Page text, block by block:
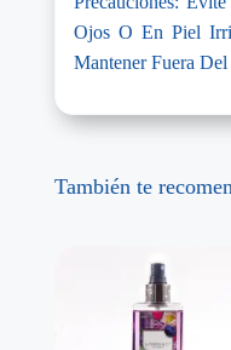
Ojos O En Piel
Mantener Fuera
También te